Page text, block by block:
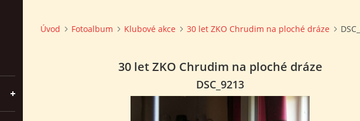
Úvod Fotoalbum Klubové akce 30 let ZKO Chrudim na ploché dráze
30 let ZKO Chrudim na ploché dráze
DSC_9213